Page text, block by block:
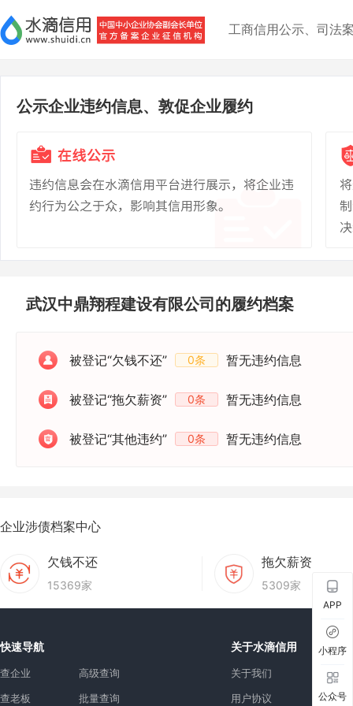
工商信用公示、司法
公示企业违约信息、敦促企业履约
武汉中鼎翔程建设有限公司的履约档案
被登记“欠钱不还” 0条 暂无违约信息
被登记“拖欠薪资” 0条 暂无违约信息
被登记“其他违约” 0条 暂无违约信息
企业涉债档案中心
欠钱不还
15369家
拖欠薪资
5309家
快速导航
查企业
查老板
高级查询
批量查询
关于水滴信用
关于我们
用户协议
APP
小程序
公众号